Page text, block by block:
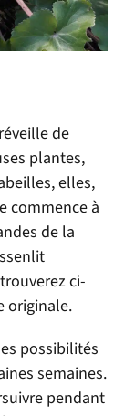
de
plantes,
elles,
commence à
de la
ci-
originale.
possibilités
semaines.
pendant